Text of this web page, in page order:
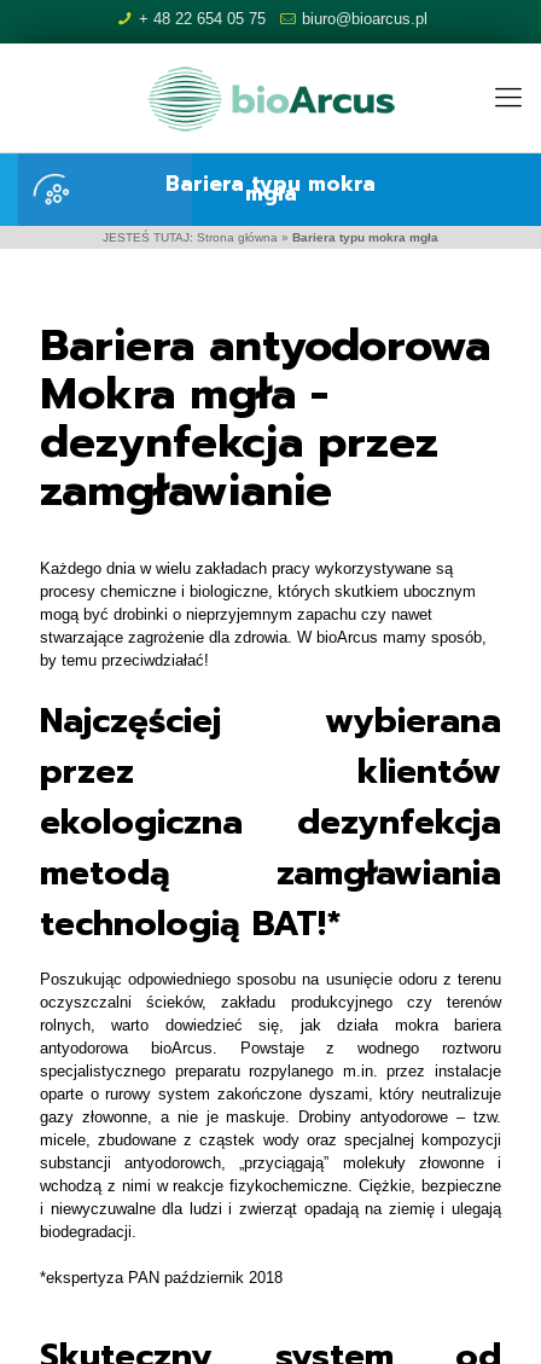
+ 48 22 654 05 75 biuro@bioarcus.pl
Bariera typu mokra
mgła
JESTEŚ TUTAJ: Strona główna » Bariera typu mokra mgła
Bariera antyodorowa
Mokra mgła -
dezynfekcja przez
zamgławianie
Każdego dnia w wielu zakładach pracy wykorzystywane są
procesy chemiczne i biologiczne, których skutkiem ubocznym
mogą być drobinki o nieprzyjemnym zapachu czy nawet
stwarzające zagrożenie dla zdrowia. W bioArcus mamy sposób,
by temu przeciwdziałać!
Najczęściej wybierana
przez klientów
ekologiczna dezynfekcja
metodą zamgławiania
technologią BAT!*
Poszukując odpowiedniego sposobu na usunięcie odoru z terenu
oczyszczalni ścieków, zakładu produkcyjnego czy terenów
rolnych, warto dowiedzieć się, jak działa mokra bariera
antyodorowa bioArcus. Powstaje z wodnego roztworu
specjalistycznego preparatu rozpylanego m.in. przez instalacje
oparte o rurowy system zakończone dyszami, który neutralizuje
gazy złowonne, a nie je maskuje. Drobiny antyodorowe – tzw.
micele, zbudowane z cząstek wody oraz specjalnej kompozycji
substancji antyodorowch, „przyciągają” molekuły złowonne i
wchodzą z nimi w reakcje fizykochemiczne. Ciężkie, bezpieczne
i niewyczuwalne dla ludzi i zwierząt opadają na ziemię i ulegają
biodegradacji.
*ekspertyza PAN październik 2018